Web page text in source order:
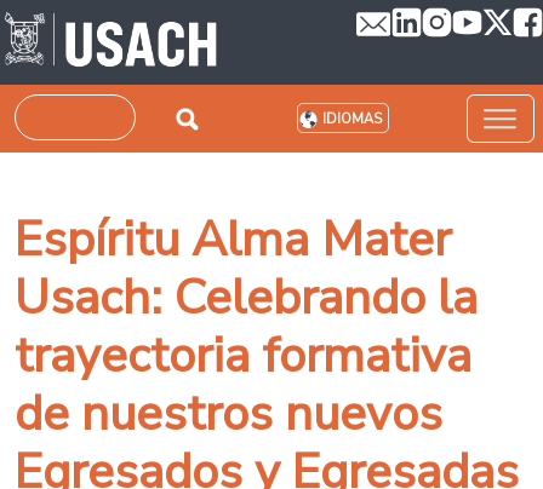
Pasar al contenido principal
Buscar IDIOMAS
Espíritu Alma Mater
Usach: Celebrando la
trayectoria formativa
de nuestros nuevos
Egresados y Egresadas